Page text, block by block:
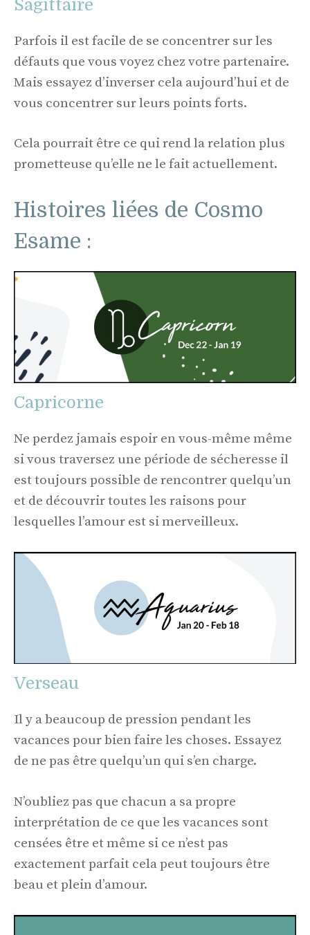
Sagittaire
Parfois il est facile de se concentrer sur les
défauts que vous voyez chez votre partenaire.
Mais essayez d’inverser cela aujourd’hui et de
vous concentrer sur leurs points forts.
Cela pourrait être ce qui rend la relation plus
prometteuse qu’elle ne le fait actuellement.
Histoires liées de Cosmo
Esame :
Capricorne
Ne perdez jamais espoir en vous-même même
si vous traversez une période de sécheresse il
est toujours possible de rencontrer quelqu’un
et de découvrir toutes les raisons pour
lesquelles l’amour est si merveilleux.
Verseau
Il y a beaucoup de pression pendant les
vacances pour bien faire les choses. Essayez
de ne pas être quelqu’un qui s’en charge.
N’oubliez pas que chacun a sa propre
interprétation de ce que les vacances sont
censées être et même si ce n’est pas
exactement parfait cela peut toujours être
beau et plein d’amour.